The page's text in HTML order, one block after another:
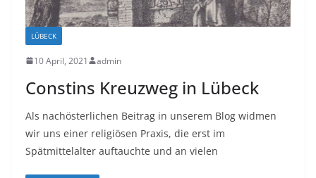
LÜBECK
10 April, 2021 admin
Constins Kreuzweg in Lübeck
Als nachösterlichen Beitrag in unserem Blog widmen
wir uns einer religiösen Praxis, die erst im
Spätmittelalter auftauchte und an vielen